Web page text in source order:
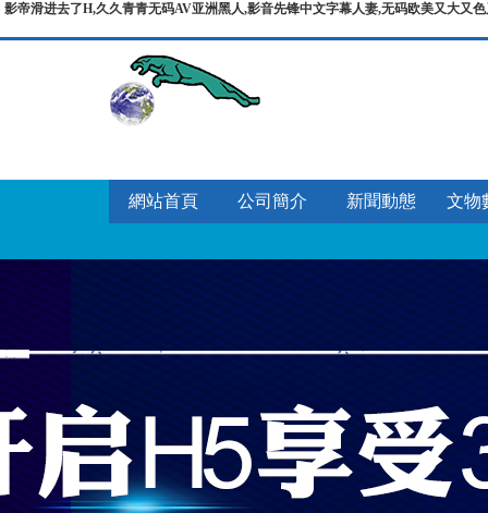
影帝滑进去了H,久久青青无码AV亚洲黑人,影音先锋中文字幕人妻,无码欧美又大又
網站首頁 公司簡介 新聞動態 文物